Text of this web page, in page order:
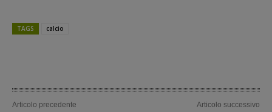
TAGS calcio
Articolo precedente
Articolo successivo